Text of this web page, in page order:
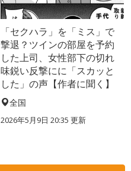
「セクハラ」を「ミス」で
撃退？ツインの部屋を予約
した上司、女性部下の切れ
味鋭い反撃にに「スカッと
した」の声【作者に聞く】
全国
2026年5月9日 20:35 更新